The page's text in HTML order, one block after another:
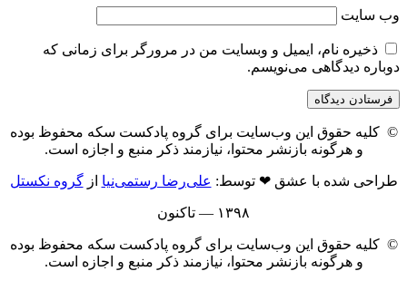
وب‌ سایت
ذخیره نام، ایمیل و وبسایت من در مرورگر برای زمانی که
دوباره دیدگاهی می‌نویسم.
© کلیه حقوق این وب‌سایت برای گروه پادکست سکه محفوظ بوده
و هرگونه بازنشر محتوا، نیازمند ذکر منبع و اجازه است.
طراحی شده با عشق ❤ توسط: علی‌رضا رستمی‌نیا ازگروه نکستل
۱۳۹۸ — تاکنون
© کلیه حقوق این وب‌سایت برای گروه پادکست سکه محفوظ بوده
و هرگونه بازنشر محتوا، نیازمند ذکر منبع و اجازه است.